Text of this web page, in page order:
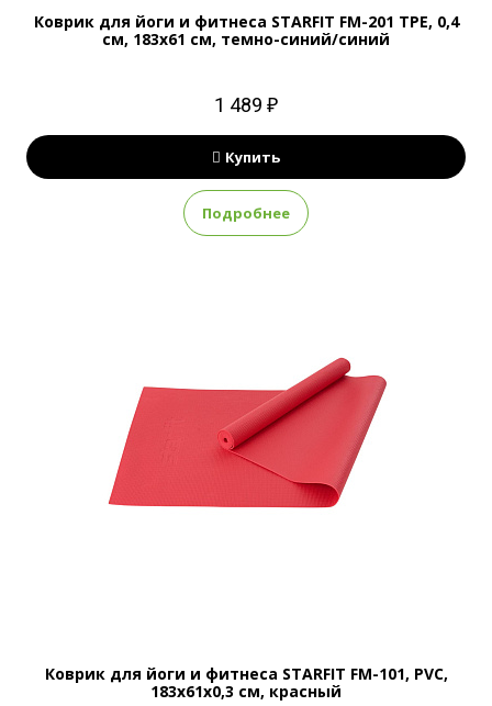
Коврик для йоги и фитнеса STARFIT FM-201 TPE, 0,4
см, 183x61 см, темно-синий/синий
1 489 ₽
Купить
Подробнее
Коврик для йоги и фитнеса STARFIT FM-101, PVC,
183x61x0,3 см, красный